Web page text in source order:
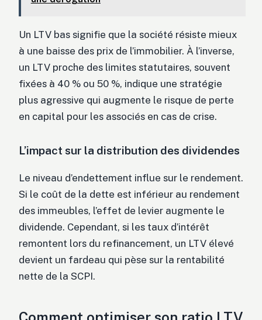
Un LTV bas signifie que la société résiste mieux
à une baisse des prix de l’immobilier. À l’inverse,
un LTV proche des limites statutaires, souvent
fixées à 40 % ou 50 %, indique une stratégie
plus agressive qui augmente le risque de perte
en capital pour les associés en cas de crise.
L’impact sur la distribution des dividendes
Le niveau d’endettement influe sur le rendement.
Si le coût de la dette est inférieur au rendement
des immeubles, l’effet de levier augmente le
dividende. Cependant, si les taux d’intérêt
remontent lors du refinancement, un LTV élevé
devient un fardeau qui pèse sur la rentabilité
nette de la SCPI.